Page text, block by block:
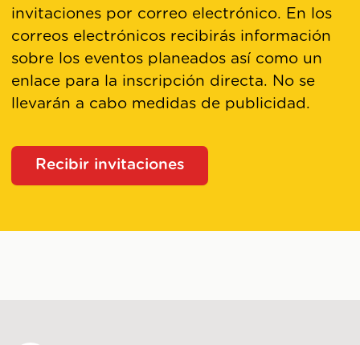
invitaciones por correo electrónico. En los
correos electrónicos recibirás información
sobre los eventos planeados así como un
enlace para la inscripción directa. No se
llevarán a cabo medidas de publicidad.
Recibir invitaciones